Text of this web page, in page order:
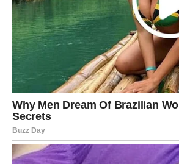
VODOLIJA – Vetar
Simbol Vetrenog točkadonosi
dani mogu vas odvesti u
sudbinski plan.
U ljubavi – razgovor menja dinamiku
Poruka sudbine: